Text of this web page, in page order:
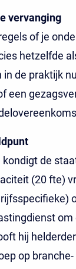
vervanging
of je
hetzelfde
in de praktijk
een
kondigt de
(20 fte)
hij
op